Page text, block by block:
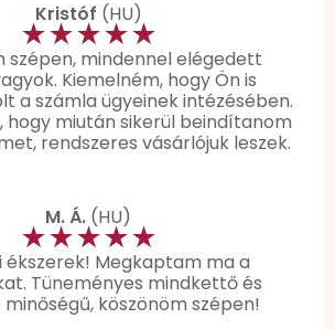
Kristóf (HU)
★★★★★
szépen, mindennel elégedett
Kiemelném, hogy Ön is
a számla ügyeinek intézésében.
hogy miután sikerül beindítanom
rendszeres vásárlójuk leszek.
M. Á. (HU)
★★★★★
ékszerek! Megkaptam ma a
Tüneményes mindkettő és
minőségű, köszönöm szépen!